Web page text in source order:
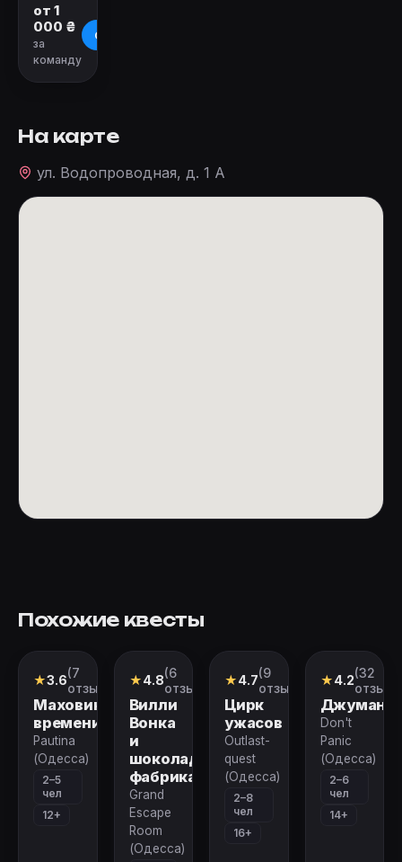
от 1
000 ₴
за
команду
О квесте
На карте
ул. Водопроводная, д. 1 А
Похожие квесты
Квест
★3.6(7
отзывов)
Маховик
времени
Pautina
(Одесса)
2–5
чел
12+
Квест
★4.8(6
отзывов)
Вилли
Вонка
и
шоколадная
фабрика
Grand
Escape
Room
(Одесса)
Перформанс
★4.7(9
отзывов)
Цирк
ужасов
Outlast-
quest
(Одесса)
2–8
чел
16+
Квест
★4.2(32
Don't
Panic
(Одесса)
2–6
чел
14+